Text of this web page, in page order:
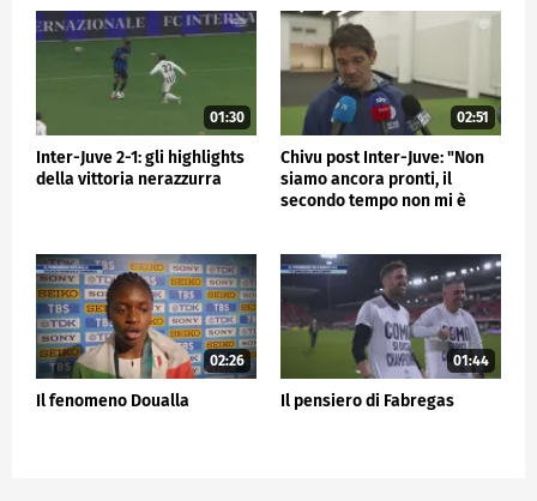
01:30
Inter-Juve 2-1: gli highlights
della vittoria nerazzurra
02:51
Chivu post Inter-Juve: "Non
siamo ancora pronti, il
secondo tempo non mi è
02:26
Il fenomeno Doualla
01:44
Il pensiero di Fabregas